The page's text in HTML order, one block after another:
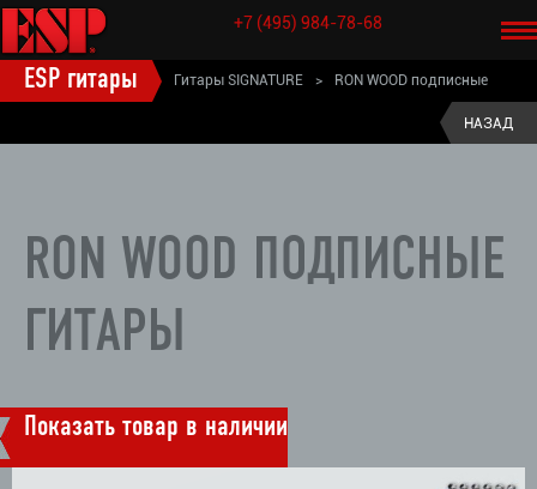
+7 (495) 984-78-68
ESP гитары Гитары SIGNATURE > RON WOOD подписные
НАЗАД
RON WOOD ПОДПИСНЫЕ
ГИТАРЫ
Показать товар в наличии